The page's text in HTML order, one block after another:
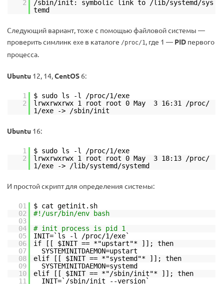
2
/sbin/init: symbolic link to /lib/systemd/sys
temd
Следующий вариант, тоже с помощью файловой системы —
проверить симлинк exe в каталоге /proc/1, где 1 — PID первого
процесса.
Ubuntu 12, 14,CentOS 6:
1
$ sudo ls -l /proc/1/exe
2
lrwxrwxrwx 1 root root 0 May 3 16:31 /proc/
1/exe -> /sbin/init
Ubuntu 16:
1
$ sudo ls -l /proc/1/exe
2
lrwxrwxrwx 1 root root 0 May 3 18:13 /proc/
1/exe -> /lib/systemd/systemd
И простой скрипт для определения системы:
01
$ cat getinit.sh
02
#!/usr/bin/env bash
03
04
# init process is pid 1
05
INIT=`ls -l /proc/1/exe`
06
if [[ $INIT == *"upstart"* ]]; then
07
SYSTEMINITDAEMON=upstart
08
elif [[ $INIT == *"systemd"* ]]; then
09
SYSTEMINITDAEMON=systemd
10
elif [[ $INIT == *"/sbin/init"* ]]; then
11
INIT=`/sbin/init --version`